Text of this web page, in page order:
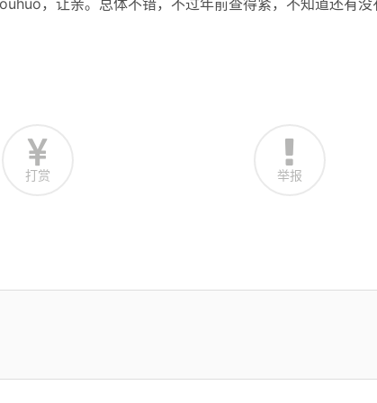
，让亲。总体不错，不过年前查得紧，不知道还有没
打赏 举报